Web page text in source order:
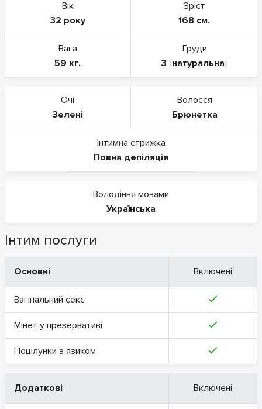
Вік
32 року
Зріст
168 см.
Вага
59 кг.
Груди
3 (натуральна)
Очі
Зелені
Волосся
Брюнетка
Інтимна стрижка
Повна депіляція
Володіння мовами
Українська
Інтим послуги
Основні Включені
Вагінальний секс
Мінет у презервативі
Поцілунки з язиком
Додаткові Включені